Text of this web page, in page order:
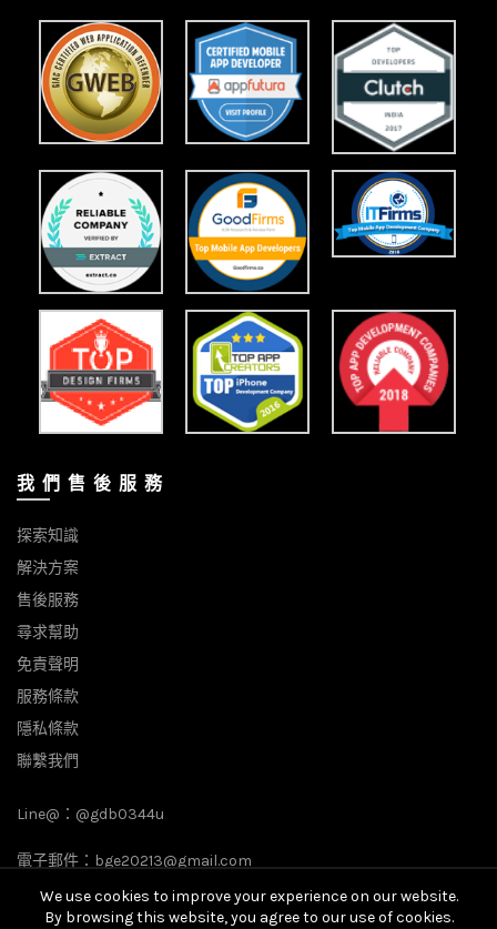
我 們 售 後 服 務
探索知識
解決方案
售後服務
尋求幫助
免責聲明
服務條款
隱私條款
聯繫我們
Line@： @gdb0344u
電子郵件： bge20213@gmail.com
We use cookies to improve your experience on our website.
By browsing this website, you agree to our use of cookies.